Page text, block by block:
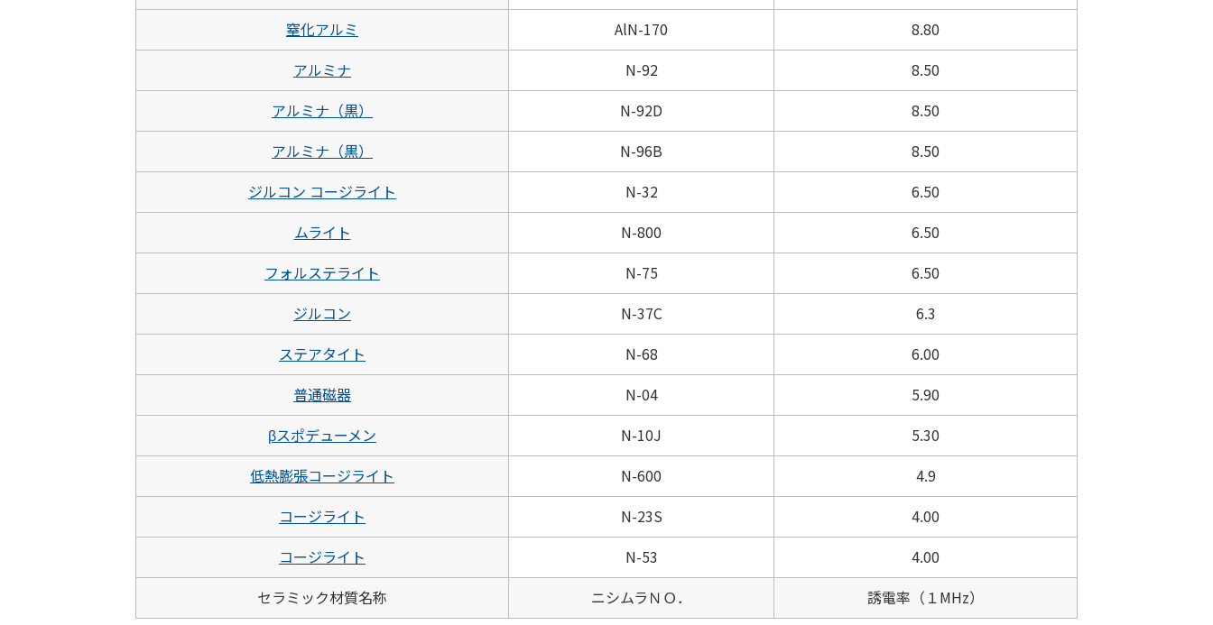
窒化アルミ
AlN-170
8.80
アルミナ
N-92
8.50
アルミナ（黒）
N-92D
8.50
アルミナ（黒）
N-96B
8.50
ジルコン コージライト
N-32
6.50
ムライト
N-800
6.50
フォルステライト
N-75
6.50
ジルコン
N-37C
6.3
ステアタイト
N-68
6.00
普通磁器
N-04
5.90
βスポデューメン
N-10J
5.30
低熱膨張コージライト
N-600
4.9
コージライト
N-23S
4.00
コージライト
N-53
4.00
セラミック材質名称
ニシムラＮＯ． 誘電率（１MHz）